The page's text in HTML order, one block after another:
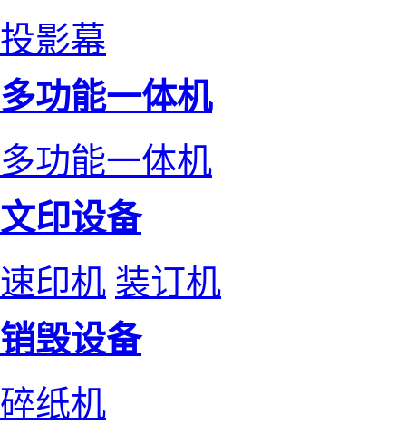
投影幕
多功能一体机
多功能一体机
文印设备
速印机 装订机
销毁设备
碎纸机